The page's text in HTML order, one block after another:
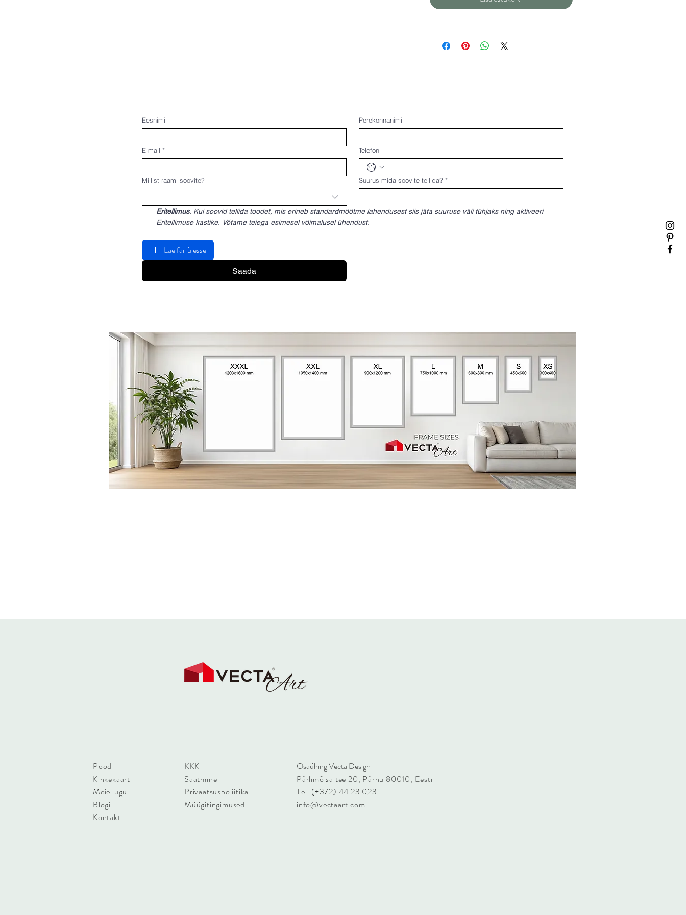
Eesnimi Perekonnanimi
E-mail * Telefon
Millist raami soovite? Suurus mida soovite tellida? *
Eritellimus. Kui soovid tellida toodet, mis erineb standardmõõtme lahendusest siis jäta suuruse väli tühjaks ning aktiveeri
Eritellimuse kastike. Võtame teiega esimesel võimalusel ühendust.
Lae fail ülesse
Saada
Pood
Kinkekaart
Meie lugu
Blogi
Kontakt
KKK
Saatmine
Privaatsuspoliitika
Müügitingimused
Osaühing Vecta Design
Pärlimõisa tee 20, Pärnu 80010, Eesti
Tel: (+372) 44 23 023
info@vectaart.com